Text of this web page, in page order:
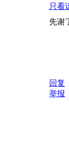
只看
先谢
回复
举报